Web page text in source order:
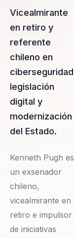
Vicealmirante
en retiro y
referente
chileno en
ciberseguridad,
legislación
digital y
modernización
del Estado.
Kenneth Pugh es
un exsenador
chileno,
vicealmirante en
retiro e impulsor
de iniciativas